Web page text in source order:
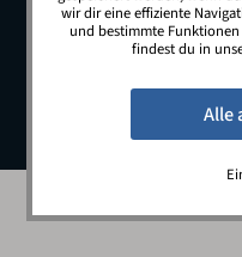
Blog Jobs
Preise
wir dir eine effiziente
und bestimmte
findest du in